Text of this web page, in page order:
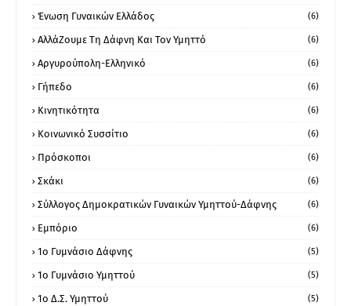
Ένωση Γυναικών Ελλάδος (6)
ΑλλάΖουμε Τη Δάφνη Και Τον Υμηττό (6)
Αργυρούπολη-Ελληνικό (6)
Γήπεδο (6)
Κινητικότητα (6)
Κοινωνικό Συσσίτιο (6)
Πρόσκοποι (6)
Σκάκι (6)
Σύλλογος Δημοκρατικών Γυναικών Υμηττού-Δάφνης (6)
Εμπόριο (6)
1ο Γυμνάσιο Δάφνης (5)
1ο Γυμνάσιο Υμηττού (5)
1ο Δ.Σ. Υμηττού (5)